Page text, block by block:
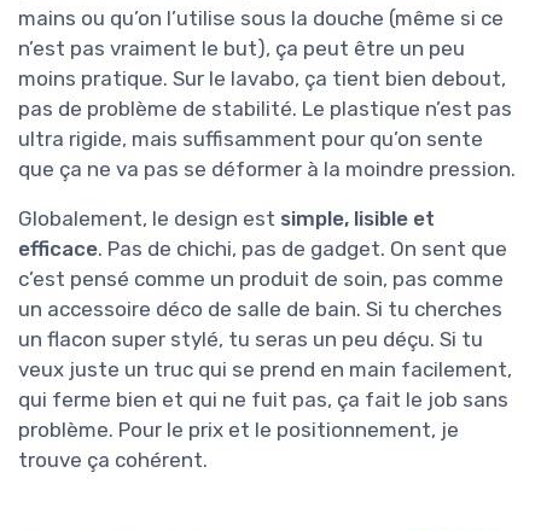
mains ou qu’on l’utilise sous la douche (même si ce
n’est pas vraiment le but), ça peut être un peu
moins pratique. Sur le lavabo, ça tient bien debout,
pas de problème de stabilité. Le plastique n’est pas
ultra rigide, mais suffisamment pour qu’on sente
que ça ne va pas se déformer à la moindre pression.
Globalement, le design est simple, lisible et
efficace. Pas de chichi, pas de gadget. On sent que
c’est pensé comme un produit de soin, pas comme
un accessoire déco de salle de bain. Si tu cherches
un flacon super stylé, tu seras un peu déçu. Si tu
veux juste un truc qui se prend en main facilement,
qui ferme bien et qui ne fuit pas, ça fait le job sans
problème. Pour le prix et le positionnement, je
trouve ça cohérent.